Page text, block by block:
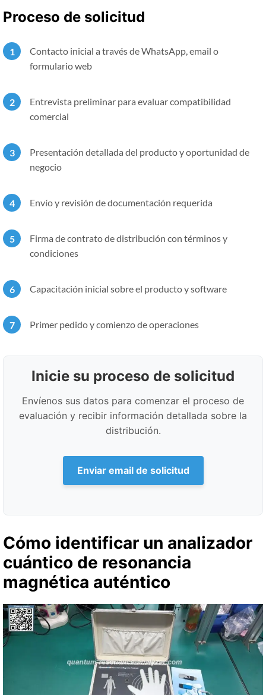
Proceso de solicitud
Contacto inicial a través de WhatsApp, email o
formulario web
Entrevista preliminar para evaluar compatibilidad
comercial
Presentación detallada del producto y oportunidad de
negocio
Envío y revisión de documentación requerida
Firma de contrato de distribución con términos y
condiciones
Capacitación inicial sobre el producto y software
Primer pedido y comienzo de operaciones
Inicie su proceso de solicitud
Envíenos sus datos para comenzar el proceso de
evaluación y recibir información detallada sobre la
distribución.
Enviar email de solicitud
Cómo identificar un analizador
cuántico de resonancia
magnética auténtico